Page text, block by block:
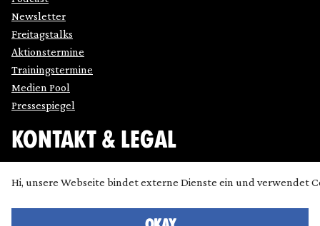
Newsletter
Freitagstalks
Aktionstermine
Trainingstermine
Medien Pool
Pressespiegel
KONTAKT & LEGAL
Datenschutz
Hi, unsere Webseite bindet externe Dienste ein und verwendet